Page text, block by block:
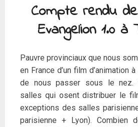
Compte rendu
Evangelion 1.0 à
Pauvre provinciaux que nous
en France d’un film d’animation
de nous passer sous le nez.
salles qui osent distribuer le
exceptions des salles
parisienne + Lyon). Combien